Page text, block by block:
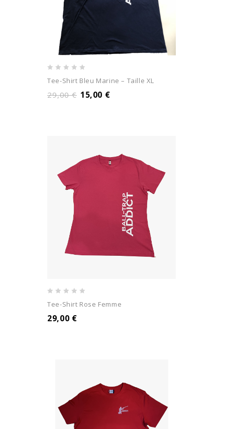
out
of
Tee-Shirt Bleu Marine – Taille XL
29,00€ 15,00 €
out
of
Tee-Shirt Rose Femme
29,00 €